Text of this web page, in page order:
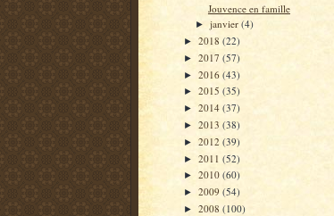
Jouvence en famille
►janvier(4)
► 2018 (22)
► 2017 (57)
► 2016 (43)
► 2015 (35)
► 2014 (37)
► 2013 (38)
► 2012 (39)
► 2011 (52)
► 2010 (60)
► 2009 (54)
► 2008 (100)